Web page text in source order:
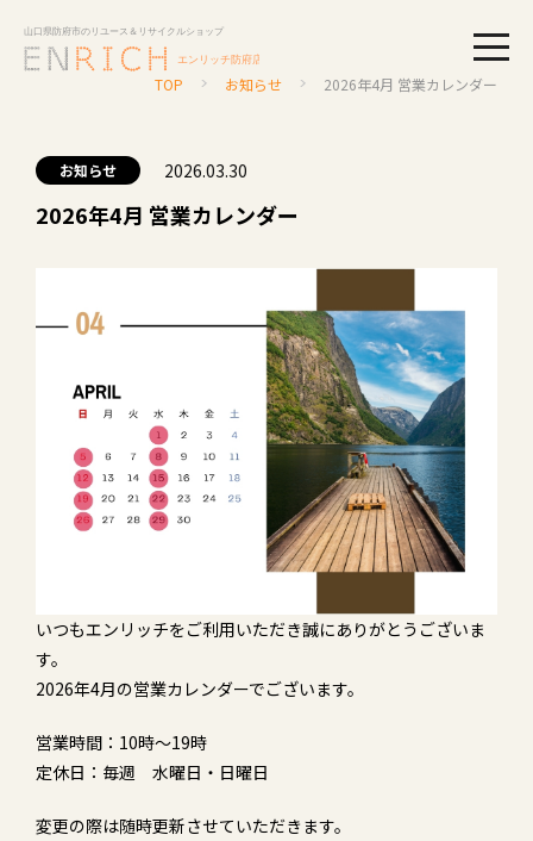
TOP お知らせ 2026年4月 営業カレンダー
お知らせ 2026.03.30
2026年4月 営業カレンダー
いつもエンリッチをご利用いただき誠にありがとうございま
す。
2026年4月の営業カレンダーでございます。
営業時間：10時～19時
定休日：毎週 水曜日・日曜日
変更の際は随時更新させていただきます。